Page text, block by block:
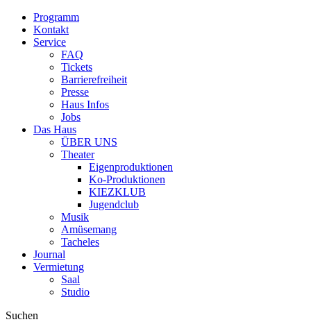
Programm
Kontakt
Service
FAQ
Tickets
Barrierefreiheit
Presse
Haus Infos
Jobs
Das Haus
ÜBER UNS
Theater
Eigenproduktionen
Ko-Produktionen
KIEZKLUB
Jugendclub
Musik
Amüsemang
Tacheles
Journal
Vermietung
Saal
Studio
Suchen